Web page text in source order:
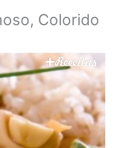
Colorido